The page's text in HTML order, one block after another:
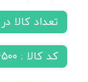
تعداد کالا
کد کالا : IM 503 4500